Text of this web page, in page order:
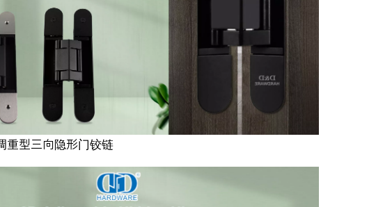
重型三向隐形门铰链